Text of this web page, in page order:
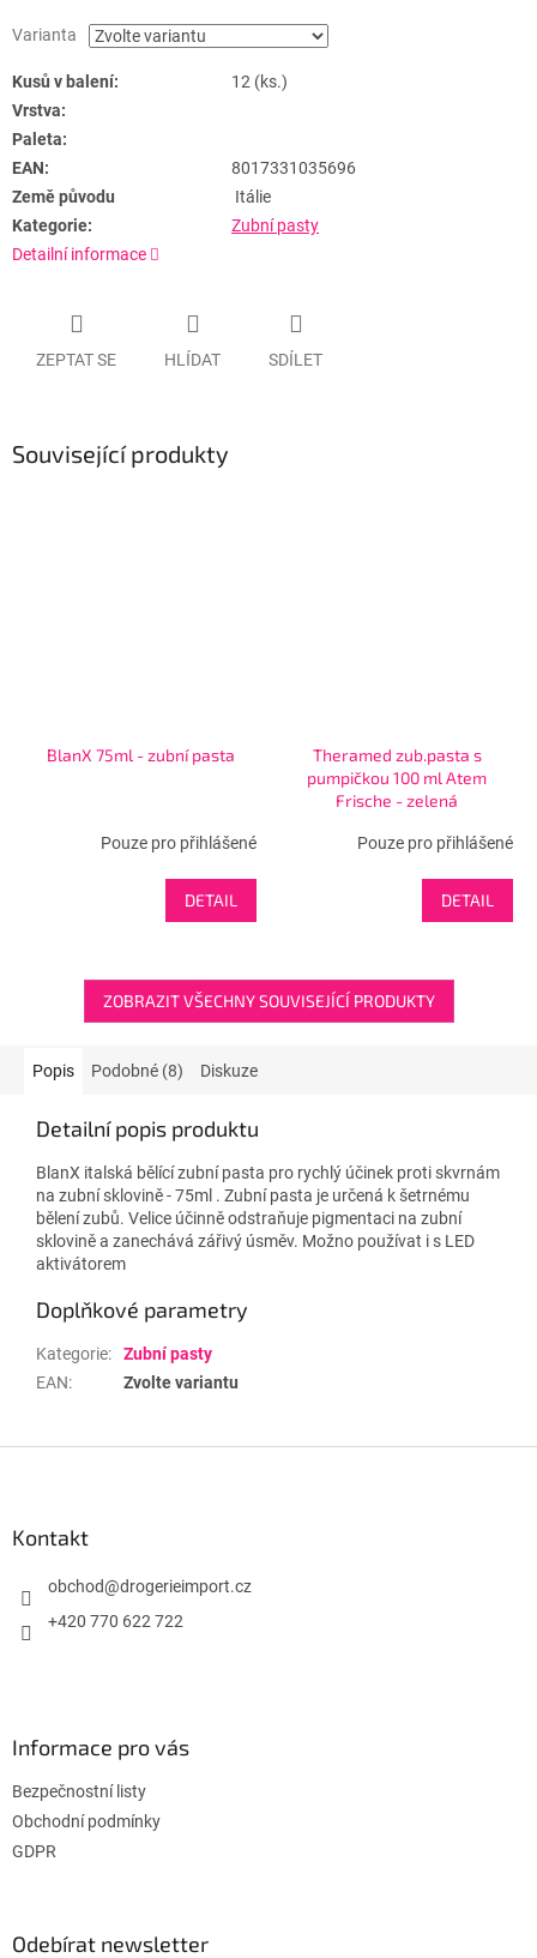
Varianta
Kusů v balení:
12 (ks.)
Vrstva:
Paleta:
EAN:
8017331035696
Země původu
Itálie
Kategorie:
Zubní pasty
Detailní informace
ZEPTAT SE HLÍDAT SDÍLET
Související produkty
BlanX 75ml - zubní pasta
Pouze pro přihlášené
DETAIL
Theramed zub.pasta s
pumpičkou 100 ml Atem
Frische - zelená
Pouze pro přihlášené
DETAIL
ZOBRAZIT VŠECHNY SOUVISEJÍCÍ PRODUKTY
Popis Podobné (8) Diskuze
Detailní popis produktu
BlanX italská bělící zubní pasta pro rychlý účinek proti skvrnám
na zubní sklovině - 75ml . Zubní pasta je určená k šetrnému
bělení zubů. Velice účinně odstraňuje pigmentaci na zubní
sklovině a zanechává zářivý úsměv. Možno používat i s LED
aktivátorem
Doplňkové parametry
Kategorie:
Zubní pasty
EAN: Zvolte variantu
Kontakt
obchod@drogerieimport.cz
+420 770 622 722
Informace pro vás
Bezpečnostní listy
Obchodní podmínky
GDPR
Odebírat newsletter